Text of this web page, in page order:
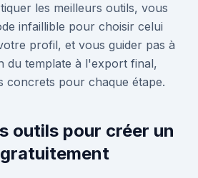
les meilleurs outils, vous
infaillible pour choisir celui
profil, et vous guider pas à
du template à l'export final,
concrets pour chaque étape.
outils pour créer un